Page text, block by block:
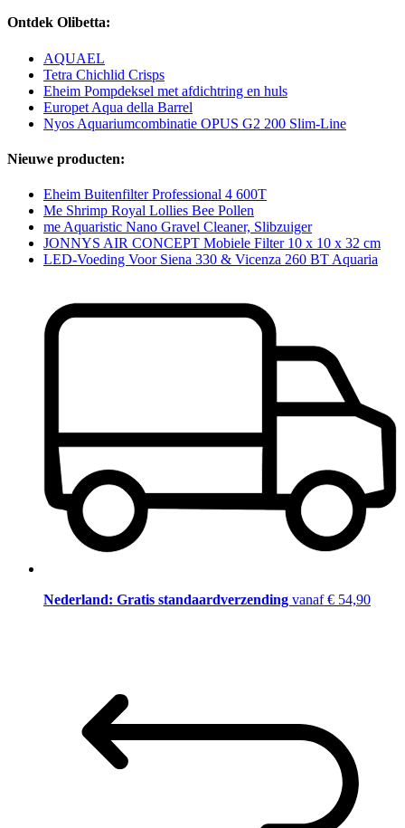
Ontdek Olibetta:
AQUAEL
Tetra Chichlid Crisps
Eheim Pompdeksel met afdichtring en huls
Europet Aqua della Barrel
Nyos Aquariumcombinatie OPUS G2 200 Slim-Line
Nieuwe producten:
Eheim Buitenfilter Professional 4 600T
Me Shrimp Royal Lollies Bee Pollen
me Aquaristic Nano Gravel Cleaner, Slibzuiger
JONNYS AIR CONCEPT Mobiele Filter 10 x 10 x 32 cm
LED-Voeding Voor Siena 330 & Vicenza 260 BT Aquaria
Nederland: Gratis standaardverzending vanaf € 54,90